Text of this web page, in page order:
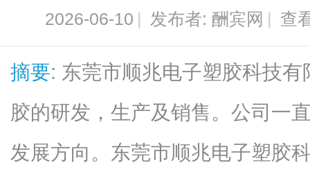
2026-06-10 | 发布者: 酬宾网 | 查
摘要: 东莞市顺兆电子塑胶科技
胶的研发，生产及销售。公司一
发展方向。东莞市顺兆电子塑胶